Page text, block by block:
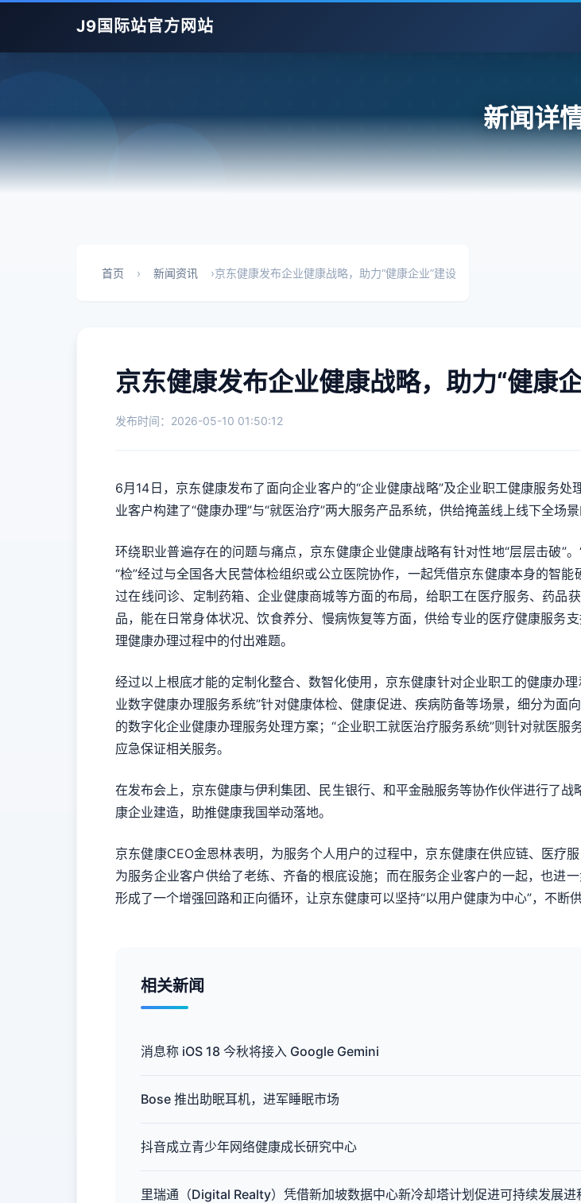
J9国际站官方网站
新闻详
首页 › 新闻资讯 ›京东健康发布企业健康战略，助力“健康企业”建设
京东健康发布企业健康战略，助力“健康
发布时间：2026-05-10 01:50:12
6月14日，京东健康发布了面向企业客户的“企业健康战略”及企业职工健康服务
业客户构建了“健康办理”与“就医治疗”两大服务产品系统，供给掩盖线上线下全场
环绕职业普遍存在的问题与痛点，京东健康企业健康战略有针对性地“层层击破”
“检”经过与全国各大民营体检组织或公立医院协作，一起凭借京东健康本身的智
过在线问诊、定制药箱、企业健康商城等方面的布局，给职工在医疗服务、药品
品，能在日常身体状况、饮食养分、慢病恢复等方面，供给专业的医疗健康服务
理健康办理过程中的付出难题。
经过以上根底才能的定制化整合、数智化使用，京东健康针对企业职工的健康办
业数字健康办理服务系统”针对健康体检、健康促进、疾病防备等场景，细分为
的数字化企业健康办理服务处理方案；“企业职工就医治疗服务系统”则针对就医
应急保证相关服务。
在发布会上，京东健康与伊利集团、民生银行、和平金融服务等协作伙伴进行了
康企业建造，助推健康我国举动落地。
京东健康CEO金恩林表明，为服务个人用户的过程中，京东健康在供应链、医疗
为服务企业客户供给了老练、齐备的根底设施；而在服务企业客户的一起，也进
形成了一个增强回路和正向循环，让京东健康可以坚持“以用户健康为中心”，不断
相关新闻
消息称 iOS 18 今秋将接入 Google Gemini
Bose 推出助眠耳机，进军睡眠市场
抖音成立青少年网络健康成长研究中心
里瑞通（Digital Realty）凭借新加坡数据中心新冷却塔计划促进可持续发展进